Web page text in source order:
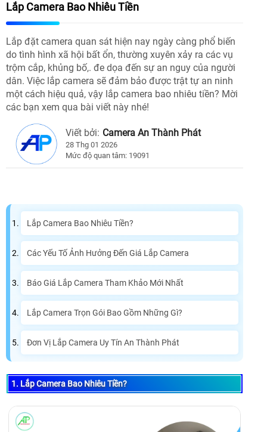
Lắp Camera Bao Nhiêu Tiền
Lắp đặt camera quan sát hiện nay ngày càng phổ biến
do tình hình xã hội bất ổn, thường xuyên xảy ra các vụ
trộm cắp, khủng bố,. đe dọa đến sự an nguy của người
dân. Việc lắp camera sẽ đảm bảo được trật tự an ninh
một cách hiệu quả, vậy lắp camera bao nhiêu tiền? Mời
các bạn xem qua bài viết này nhé!
Viết bởi: Camera An Thành Phát
28 Thg 01 2026
Mức độ quan tâm: 19091
Lắp Camera Bao Nhiêu Tiền?
Các Yếu Tố Ảnh Hưởng Đến Giá Lắp Camera
Báo Giá Lắp Camera Tham Khảo Mới Nhất
Lắp Camera Trọn Gói Bao Gồm Những Gì?
Đơn Vị Lắp Camera Uy Tín An Thành Phát
1. Lắp Camera Bao Nhiêu Tiền?